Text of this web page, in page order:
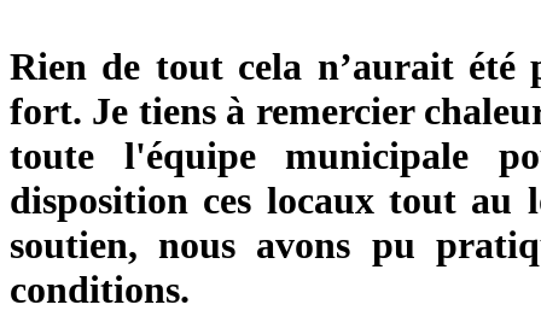
Rien de tout cela n’aurait été
fort. Je tiens à remercier
toute l'équipe municipale
disposition ces locaux tout au
soutien, nous avons pu
conditions.